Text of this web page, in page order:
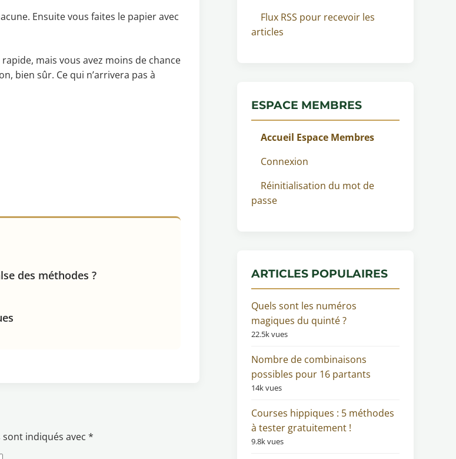
Ensuite vous faites le papier avec
mais vous avez moins de chance
bien sûr. Ce qui n’arrivera pas à
des méthodes ?
indiqués avec *
Flux RSS pour recevoir les
articles
ESPACE MEMBRES
Accueil Espace Membres
Connexion
Réinitialisation du mot de
passe
ARTICLES POPULAIRES
Quels sont les numéros
magiques du quinté ?
22.5k vues
Nombre de combinaisons
possibles pour 16 partants
14k vues
Courses hippiques : 5 méthodes
à tester gratuitement !
9.8k vues